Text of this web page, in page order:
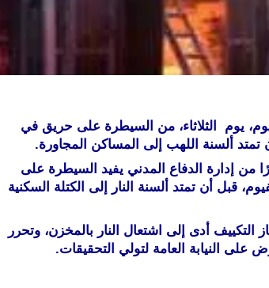
يوم الثلاثاء، من السيطرة على حريق في
من إدارة الدفاع المدني يفيد السيطرة على
قبل أن تمتد ألسنة النار إلى الكتلة السكنية
أدى إلى اشتعال النار بالمخزن، وتحرر